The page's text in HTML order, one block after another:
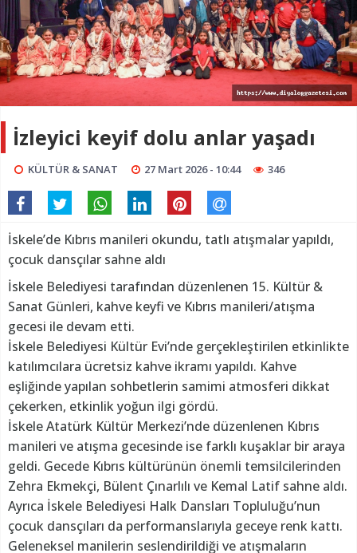
İzleyici keyif dolu anlar yaşadı
KÜLTÜR & SANAT 27 Mart 2026 - 10:44 346
İskele’de Kıbrıs manileri okundu, tatlı atışmalar yapıldı,
çocuk dansçılar sahne aldı
İskele Belediyesi tarafından düzenlenen 15. Kültür &
Sanat Günleri, kahve keyfi ve Kıbrıs manileri/atışma
gecesi ile devam etti.
İskele Belediyesi Kültür Evi’nde gerçekleştirilen etkinlikte
katılımcılara ücretsiz kahve ikramı yapıldı. Kahve
eşliğinde yapılan sohbetlerin samimi atmosferi dikkat
çekerken, etkinlik yoğun ilgi gördü.
İskele Atatürk Kültür Merkezi’nde düzenlenen Kıbrıs
manileri ve atışma gecesinde ise farklı kuşaklar bir araya
geldi. Gecede Kıbrıs kültürünün önemli temsilcilerinden
Zehra Ekmekçi, Bülent Çınarlılı ve Kemal Latif sahne aldı.
Ayrıca İskele Belediyesi Halk Dansları Topluluğu’nun
çocuk dansçıları da performanslarıyla geceye renk kattı.
Geleneksel manilerin seslendirildiği ve atışmaların